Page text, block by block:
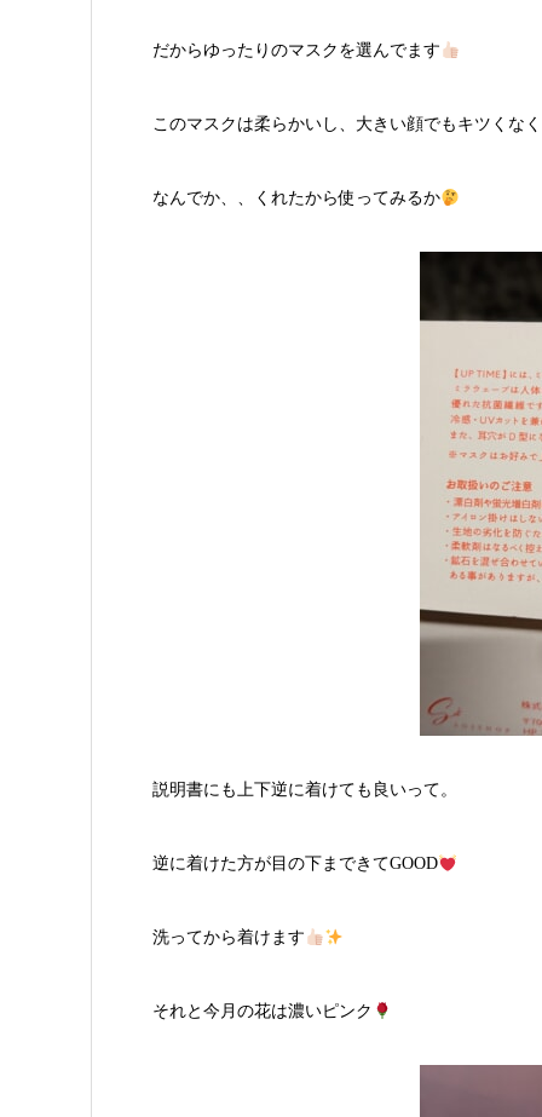
だからゆったりのマスクを選んでます
このマスクは柔らかいし、大きい顔でもキツくな
なんでか、、くれたから使ってみるか
説明書にも上下逆に着けても良いって。
逆に着けた方が目の下まできてGOOD
洗ってから着けます
それと今月の花は濃いピンク